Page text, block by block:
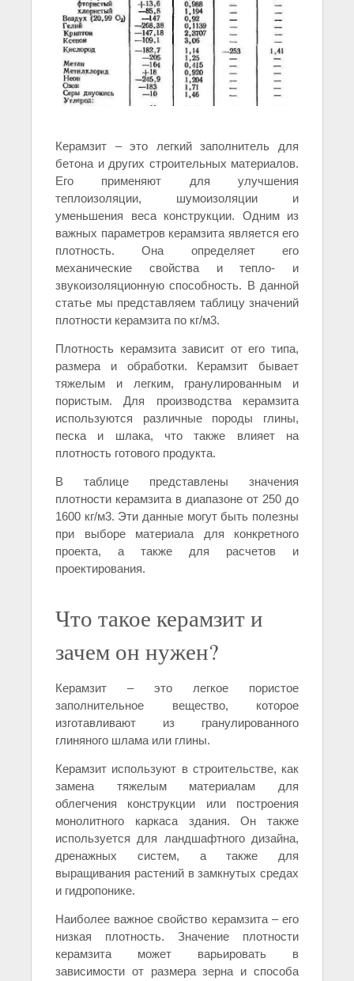
Керамзит – это легкий заполнитель для
бетона и других строительных материалов.
Его применяют для улучшения
теплоизоляции, шумоизоляции и
уменьшения веса конструкции. Одним из
важных параметров керамзита является его
плотность. Она определяет его
механические свойства и тепло- и
звукоизоляционную способность. В данной
статье мы представляем таблицу значений
плотности керамзита по кг/м3.
Плотность керамзита зависит от его типа,
размера и обработки. Керамзит бывает
тяжелым и легким, гранулированным и
пористым. Для производства керамзита
используются различные породы глины,
песка и шлака, что также влияет на
плотность готового продукта.
В таблице представлены значения
плотности керамзита в диапазоне от 250 до
1600 кг/м3. Эти данные могут быть полезны
при выборе материала для конкретного
проекта, а также для расчетов и
проектирования.
Что такое керамзит и
зачем он нужен?
Керамзит – это легкое пористое
заполнительное вещество, которое
изготавливают из гранулированного
глиняного шлама или глины.
Керамзит используют в строительстве, как
замена тяжелым материалам для
облегчения конструкции или построения
монолитного каркаса здания. Он также
используется для ландшафтного дизайна,
дренажных систем, а также для
выращивания растений в замкнутых средах
и гидропонике.
Наиболее важное свойство керамзита – его
низкая плотность. Значение плотности
керамзита может варьировать в
зависимости от размера зерна и способа